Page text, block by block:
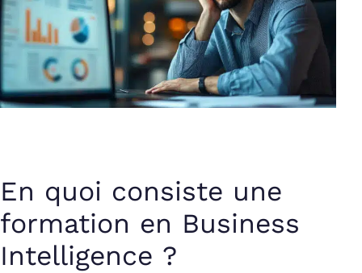
En quoi consiste une
formation en Business
Intelligence ?